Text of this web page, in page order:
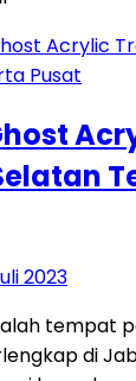
2023
tempat
di